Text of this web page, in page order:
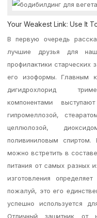
Your Weakest Link: Use It
В первую очередь
лучшие друзья для
профилактики старческих
его изоформы. Главным
дигидрохлорид
компонентами
гипромеллозой,
целлюлозой,
поливиниловым
можно встретить в
питания от самых разных
изготовления
пожалуй, это его
успешно используется
Отличный защитник от